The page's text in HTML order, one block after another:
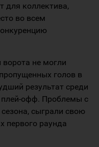
для коллектива,
во всем
не могли
голов в
результат среди
офф. Проблемы с
сыграли свою
первого раунда